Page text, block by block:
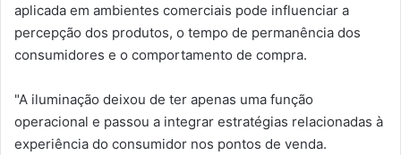
aplicada em ambientes comerciais pode influenciar a
percepção dos produtos, o tempo de permanência dos
consumidores e o comportamento de compra.
"A iluminação deixou de ter apenas uma função
operacional e passou a integrar estratégias relacionadas à
experiência do consumidor nos pontos de venda.